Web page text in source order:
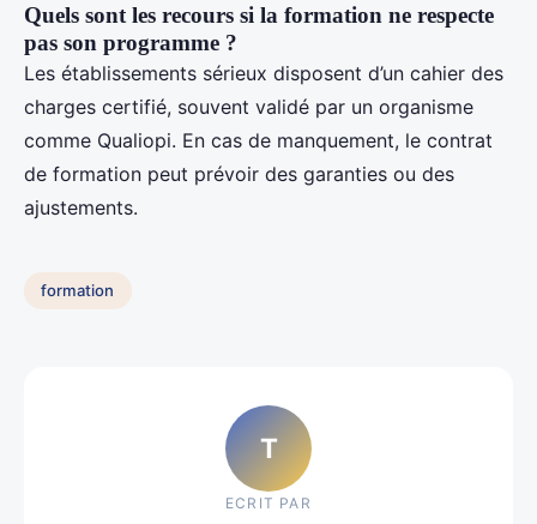
Quels sont les recours si la formation ne respecte
pas son programme ?
Les établissements sérieux disposent d’un cahier des
charges certifié, souvent validé par un organisme
comme Qualiopi. En cas de manquement, le contrat
de formation peut prévoir des garanties ou des
ajustements.
formation
T
ECRIT PAR